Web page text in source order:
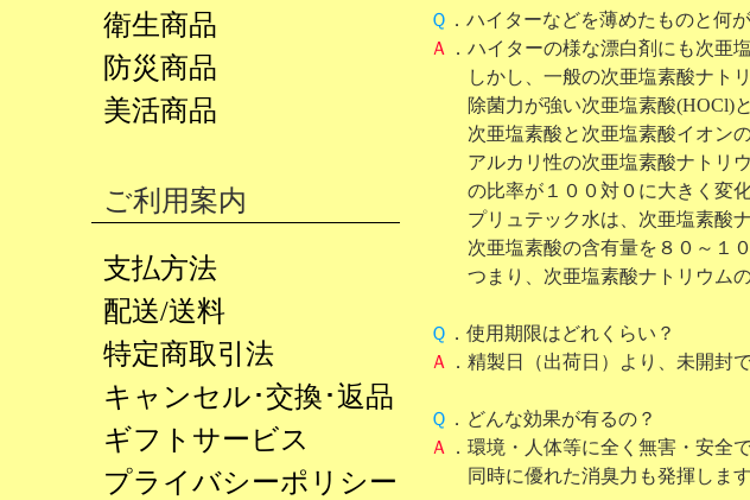
Ｑ ．ハイターなどを薄めたものと何
Ａ
．ハイターの様な漂白剤にも次亜
しかし、一般の次亜塩素酸ナトリ
除菌力が強い次亜塩素酸(HOCl)と
次亜塩素酸と次亜塩素酸イオンの
アルカリ性の次亜塩素酸ナトリウ
の比率が１００対０に大きく変化
プリュテック水は、次亜塩素酸ナ
次亜塩素酸の含有量を８０～１０
つまり、次亜塩素酸ナトリウムの
Ｑ ．使用期限はどれくらい？
Ａ
．精製日（出荷日）より、未開封
Ｑ ．どんな効果が有るの？
Ａ
．環境・人体等に全く無害・安全
同時に優れた消臭力も発揮します
衛生商品
防災商品
美活商品
ご利用案内
支払方法
配送/送料
特定商取引法
キャンセル･交換･返品
ギフトサービス
プライバシーポリシー